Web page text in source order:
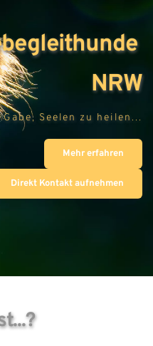
NRW
Seelen zu heilen...
Mehr erfahren
Direkt Kontakt aufnehmen